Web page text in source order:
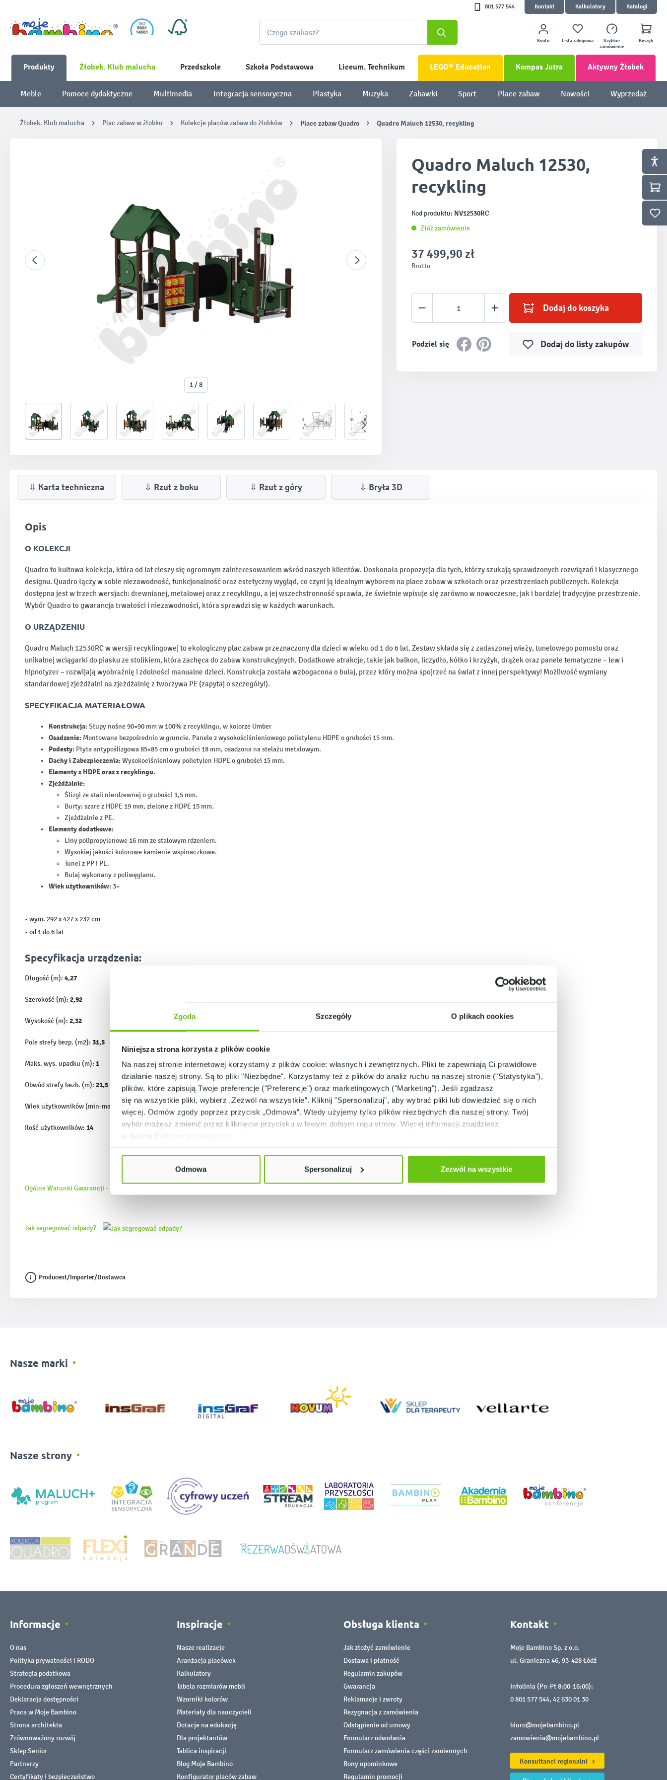
Zgoda Szczegóły O plikach cookies
Niniejsza strona korzysta z plików cookie
Na naszej stronie internetowej korzystamy z plików cookie: własnych i zewnętrznych. Pliki te zapewniają Ci prawidłowe
działanie naszej strony. Są to pliki "Niezbędne". Korzystamy też z plików do analiz ruchu na naszej stronie ("Statystyka"),
plików, które zapisują Twoje preferencje ("Preferencje") oraz marketingowych ("Marketing"). Jeśli zgadzasz
się na wszystkie pliki, wybierz „Zezwól na wszystkie”. Kliknij "Spersonalizuj", aby wybrać pliki lub dowiedzieć się o nich
więcej. Odmów zgody poprzez przycisk „Odmowa”. Wtedy użyjemy tylko plików niezbędnych dla naszej strony. Twój
wybór możesz zmienić przez kliknięcie przycisku w lewym dolnym rogu strony. Więcej informacji znajdziesz
w naszej Polityce prywatności
Odmowa Spersonalizuj Zezwól na wszystkie
801 577 544 Kontakt Kalkulatory Katalogi
Konto Lista zakupowa
Szybkie
zamówienie
Koszyk
Produkty Żłobek. Klub malucha Przedszkole Szkoła Podstawowa Liceum. Technikum LEGO® Education Kompas Jutra Aktywny Żłobek
Meble Pomoce dydaktyczne Multimedia Integracja sensoryczna Plastyka Muzyka Zabawki Sport Place zabaw Nowości Wyprzedaż
Żłobek. Klub malucha Plac zabaw w żłobku Kolekcje placów zabaw do żłobków Place zabaw Quadro Quadro Maluch 12530, recykling
1 / 8
Quadro Maluch 12530,
recykling
Kod produktu: NV12530RC
Złóż zamówienie
37 499,90 zł
Brutto
Ilość produktu: Wprowadź żądaną ilość lub użyj
Dodaj do koszyka
Podziel się Dodaj do listy zakupów
⇩ Karta techniczna ⇩ Rzut z boku ⇩ Rzut z góry ⇩ Bryła 3D
Opis
O KOLEKCJI
Quadro to kultowa kolekcja, która od lat cieszy się ogromnym zainteresowaniem wśród naszych klientów. Doskonała propozycja dla tych, którzy szukają sprawdzonych rozwiązań i klasycznego
designu. Quadro łączy w sobie niezawodność, funkcjonalność oraz estetyczny wygląd, co czyni ją idealnym wyborem na place zabaw w szkołach oraz przestrzeniach publicznych. Kolekcja
dostępna jest w trzech wersjach: drewnianej, metalowej oraz z recyklingu, a jej wszechstronność sprawia, że świetnie wpisuje się zarówno w nowoczesne, jak i bardziej tradycyjne przestrzenie.
Wybór Quadro to gwarancja trwałości i niezawodności, która sprawdzi się w każdych warunkach.
O URZĄDZENIU
Quadro Maluch 12530RC w wersji recyklingowej to ekologiczny plac zabaw przeznaczony dla dzieci w wieku od 1 do 6 lat. Zestaw składa się z zadaszonej wieży, tunelowego pomostu oraz
unikalnej wciągarki do piasku ze stolikiem, która zachęca do zabaw konstrukcyjnych. Dodatkowe atrakcje, takie jak balkon, liczydło, kółko i krzyżyk, drążek oraz panele tematyczne – lew i
hipnotyzer – rozwijają wyobraźnię i zdolności manualne dzieci. Konstrukcja została wzbogacona o bulaj, przez który można spojrzeć na świat z innej perspektywy! Możliwość wymiany
standardowej zjeżdżalni na zjeżdżalnię z tworzywa PE (zapytaj o szczegóły!).
SPECYFIKACJA MATERIAŁOWA
Konstrukcja:Słupy nośne 90×90 mm w 100% z recyklingu, w kolorze Umber
Osadzenie: Montowane bezpośrednio w gruncie. Panele z wysokościśnieniowego polietylenu HDPE o grubości 15 mm.
Podesty: Płyta antypoślizgowa 85×85 cm o grubości 18 mm, osadzona na stelażu metalowym.
Dachy i Zabezpieczenia:Wysokociśnieniowy polietylen HDPE o grubości 15 mm.
Elementy z HDPE oraz z recyklingu.
Zjeżdżalnie:
Ślizgi ze stali nierdzewnej o grubości 1,5 mm.
Burty: szare z HDPE 19 mm, zielone z HDPE 15 mm.
Zjeżdżalnie z PE.
Elementy dodatkowe:
Liny polipropylenowe 16 mm ze stalowym rdzeniem.
Wysokiej jakości kolorowe kamienie wspinaczkowe.
Tunel z PP i PE.
Bulaj wykonany z poliwęglanu.
Wiek użytkowników: 3+
• wym. 292 x 427 x 232 cm
• od 1 do 6 lat
Specyfikacja urządzenia:
Długość (m): 4,27
Szerokość (m): 2,92
Wysokość (m): 2,32
Pole strefy bezp. (m2): 31,5
Maks. wys. upadku (m): 1
Obwód strefy bezb. (m): 21,5
Wiek użytkowników (min-max): 1-6
Ilość użytkowników: 14
Ogólne Warunki Gwarancji - place zabaw NOVUM >>
Jak segregować odpady?
Producent/Importer/Dostawca
Nasze marki
Nasze strony
Informacje
O nas
Polityka prywatności i RODO
Strategia podatkowa
Procedura zgłoszeń wewnętrznych
Deklaracja dostępności
Praca w Moje Bambino
Strona architekta
Zrównoważony rozwój
Sklep Senior
Partnerzy
Certyfikaty i bezpieczeństwo
Inspiracje
Nasze realizacje
Aranżacja placówek
Kalkulatory
Tabela rozmiarów mebli
Wzorniki kolorów
Materiały dla nauczycieli
Dotacje na edukację
Dla projektantów
Tablica inspiracji
Blog Moje Bambino
Konfigurator placów zabaw
Obsługa klienta
Jak złożyć zamówienie
Dostawa i płatność
Regulamin zakupów
Gwarancja
Reklamacje i zwroty
Rezygnacja z zamówienia
Odstąpienie od umowy
Formularz odwołania
Formularz zamówienia części zamiennych
Bony upominkowe
Regulamin promocji
Kontakt
Moje Bambino Sp. z o.o.
ul. Graniczna 46, 93-428 Łódź
Infolinia (Pn-Pt 8:00-16:00):
0 801 577 544, 42 630 01 30
biuro@mojebambino.pl
zamowienia@mojebambino.pl
Konsultanci regionalni